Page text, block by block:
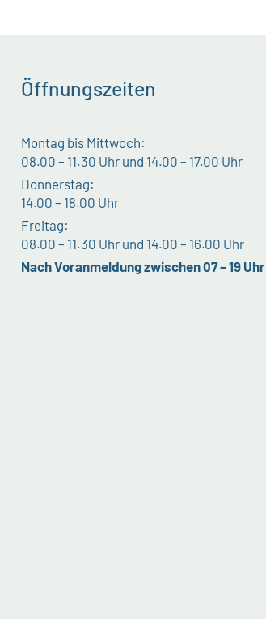
Öffnungszeiten
Montag bis Mittwoch:
08.00 – 11.30 Uhr und 14.00 – 17.00 Uhr
Donnerstag:
14.00 – 18.00 Uhr
Freitag:
08.00 – 11.30 Uhr und 14.00 – 16.00 Uhr
Nach Voranmeldung zwischen 07 – 19 Uhr